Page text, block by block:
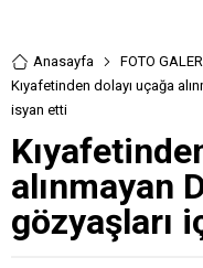
Anasayfa
FOTO
Kıyafetinden dolayı uçağa
isyan etti
alınmayan
gözyaşları